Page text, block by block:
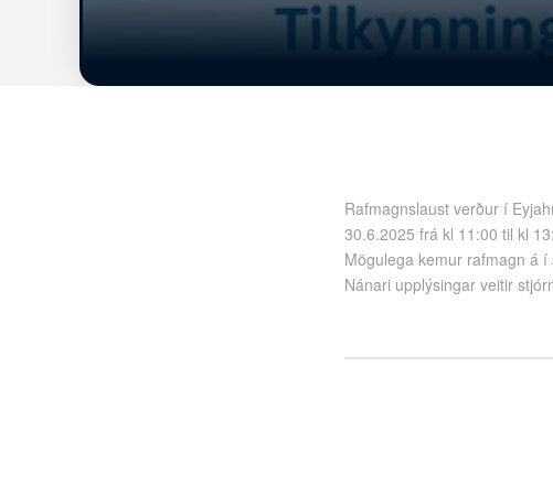
Rafmagnslaust verður í
30.6.2025 frá kl 11:00 til kl
Mögulega kemur rafmagn á
Nánari upplýsingar veitir